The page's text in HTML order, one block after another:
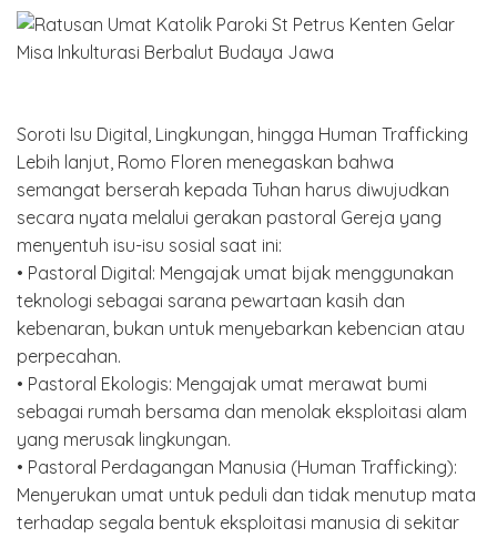
Soroti Isu Digital, Lingkungan, hingga Human Trafficking
Lebih lanjut, Romo Floren menegaskan bahwa
semangat berserah kepada Tuhan harus diwujudkan
secara nyata melalui gerakan pastoral Gereja yang
menyentuh isu-isu sosial saat ini:
• Pastoral Digital: Mengajak umat bijak menggunakan
teknologi sebagai sarana pewartaan kasih dan
kebenaran, bukan untuk menyebarkan kebencian atau
perpecahan.
• Pastoral Ekologis: Mengajak umat merawat bumi
sebagai rumah bersama dan menolak eksploitasi alam
yang merusak lingkungan.
• Pastoral Perdagangan Manusia (Human Trafficking):
Menyerukan umat untuk peduli dan tidak menutup mata
terhadap segala bentuk eksploitasi manusia di sekitar